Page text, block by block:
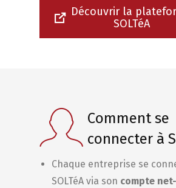
Découvrir la
SOLTéA
Comment se
connecter à
Chaque entreprise se
SOLTéA via son compte